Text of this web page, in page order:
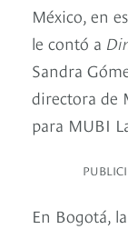
México, en
le contó a
Sandra
directora de
para MUBI
En Bogotá,